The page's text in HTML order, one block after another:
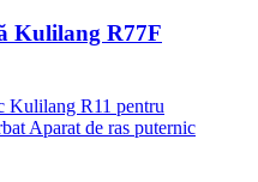
Kulilang R77F